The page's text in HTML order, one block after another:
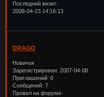
Последний визит:
2008-04-23 14:16:13
DRAGO
Новичок
Зарегистрирован: 2007-04-08
Приглашений: 0
Сообщений: 7
Провел на форуме: